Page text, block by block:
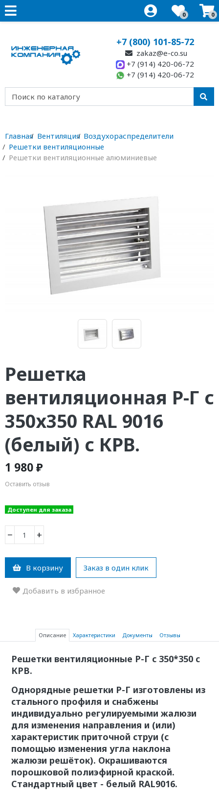
0 0
+7 (800) 101-85-72
zakaz@e-co.su
+7 (914) 420-06-72
+7 (914) 420-06-72
Главная Вентиляция Воздухораспределители
Решетки вентиляционные
Решетки вентиляционные алюминиевые
Решетка
вентиляционная Р-Г с
350х350 RAL 9016
(белый) с КРВ.
1 980 ₽
Оставить отзыв
Доступен для заказа
− +
В корзину Заказ в один клик
Добавить в избранное
Описание Характеристики Документы Отзывы
Решетки вентиляционные Р-Г с 350*350 с
КРВ.
Однорядные решетки Р-Г изготовлены из
стального профиля и снабжены
индивидуально регулируемыми жалюзи
для изменения направления и (или)
характеристик приточной струи (с
помощью изменения угла наклона
жалюзи решёток). Окрашиваются
порошковой полиэфирной краской.
Стандартный цвет - белый RAL9016.